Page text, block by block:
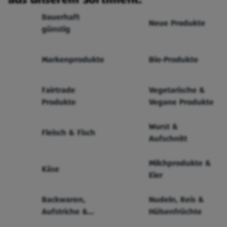
Dauerhaft
günstig
Neue Produkte
Markenprodukte Bio-Produkte
Fairtrade
Produkte
Vegetarische &
Vegane Produkte
Fleisch & Fisch
Wurst &
Aufschnitt
Käse
Milchprodukte &
Eier
Backwaren,
Aufstriche &
Nudeln, Reis &
Hülsenfrüchte